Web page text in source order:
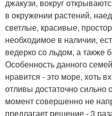
джакузи, вокруг
в окружении растений,
светлые, красивые,
необходимое в наличии,
ведерко со льдом, а также
Особенность данного
нравится - это море, хоть
отливы достаточно сильно
момент совершенно не
предлагает решение - 3